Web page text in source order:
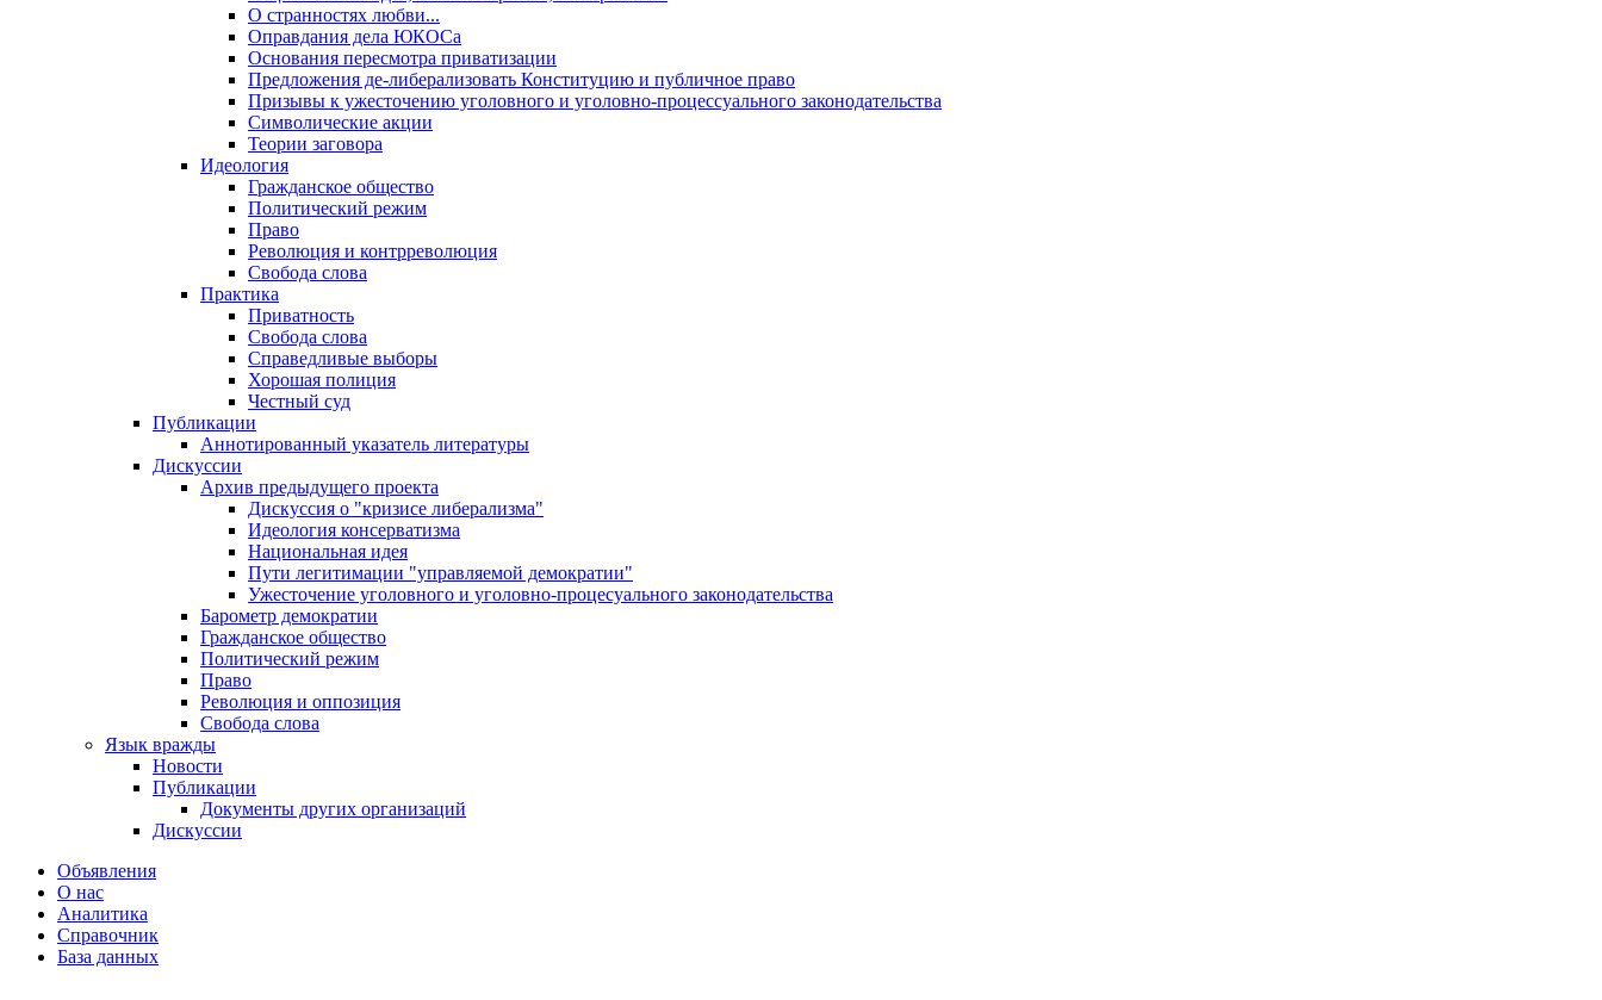
О странностях любви...
Оправдания дела ЮКОСа
Основания пересмотра приватизации
Предложения де-либерализовать Конституцию и публичное право
Призывы к ужесточению уголовного и уголовно-процессуального законодательства
Символические акции
Теории заговора
Идеология
Гражданское общество
Политический режим
Право
Революция и контрреволюция
Свобода слова
Практика
Приватность
Свобода слова
Справедливые выборы
Хорошая полиция
Честный суд
Публикации
Аннотированный указатель литературы
Дискуссии
Архив предыдущего проекта
Дискуссия о "кризисе либерализма"
Идеология консерватизма
Национальная идея
Пути легитимации "управляемой демократии"
Ужесточение уголовного и уголовно-процесуального законодательства
Барометр демократии
Гражданское общество
Политический режим
Право
Революция и оппозиция
Свобода слова
Язык вражды
Новости
Публикации
Документы других организаций
Дискуссии
Объявления
О нас
Аналитика
Справочник
База данных